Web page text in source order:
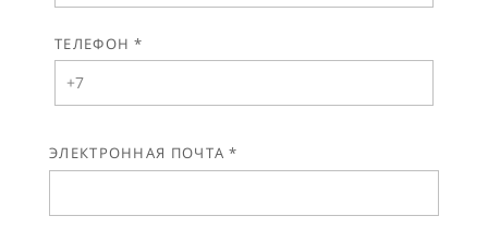
ТЕЛЕФОН *
ЭЛЕКТРОННАЯ ПОЧТА *